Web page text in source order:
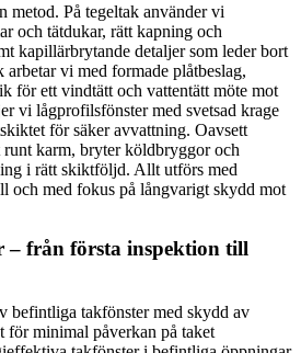
metod. På tegeltak använder vi
och tätdukar, rätt kapning och
kapillärbrytande detaljer som leder bort
vi med formade plåtbeslag,
för ett vindtätt och vattentätt möte mot
vi lågprofilsfönster med svetsad krage
för säker avvattning. Oavsett
karm, bryter köldbryggor och
i rätt skiktföljd. Allt utförs med
och med fokus på långvarigt skydd mot
– från första inspektion till
befintliga takfönster med skydd av
för minimal påverkan på taket